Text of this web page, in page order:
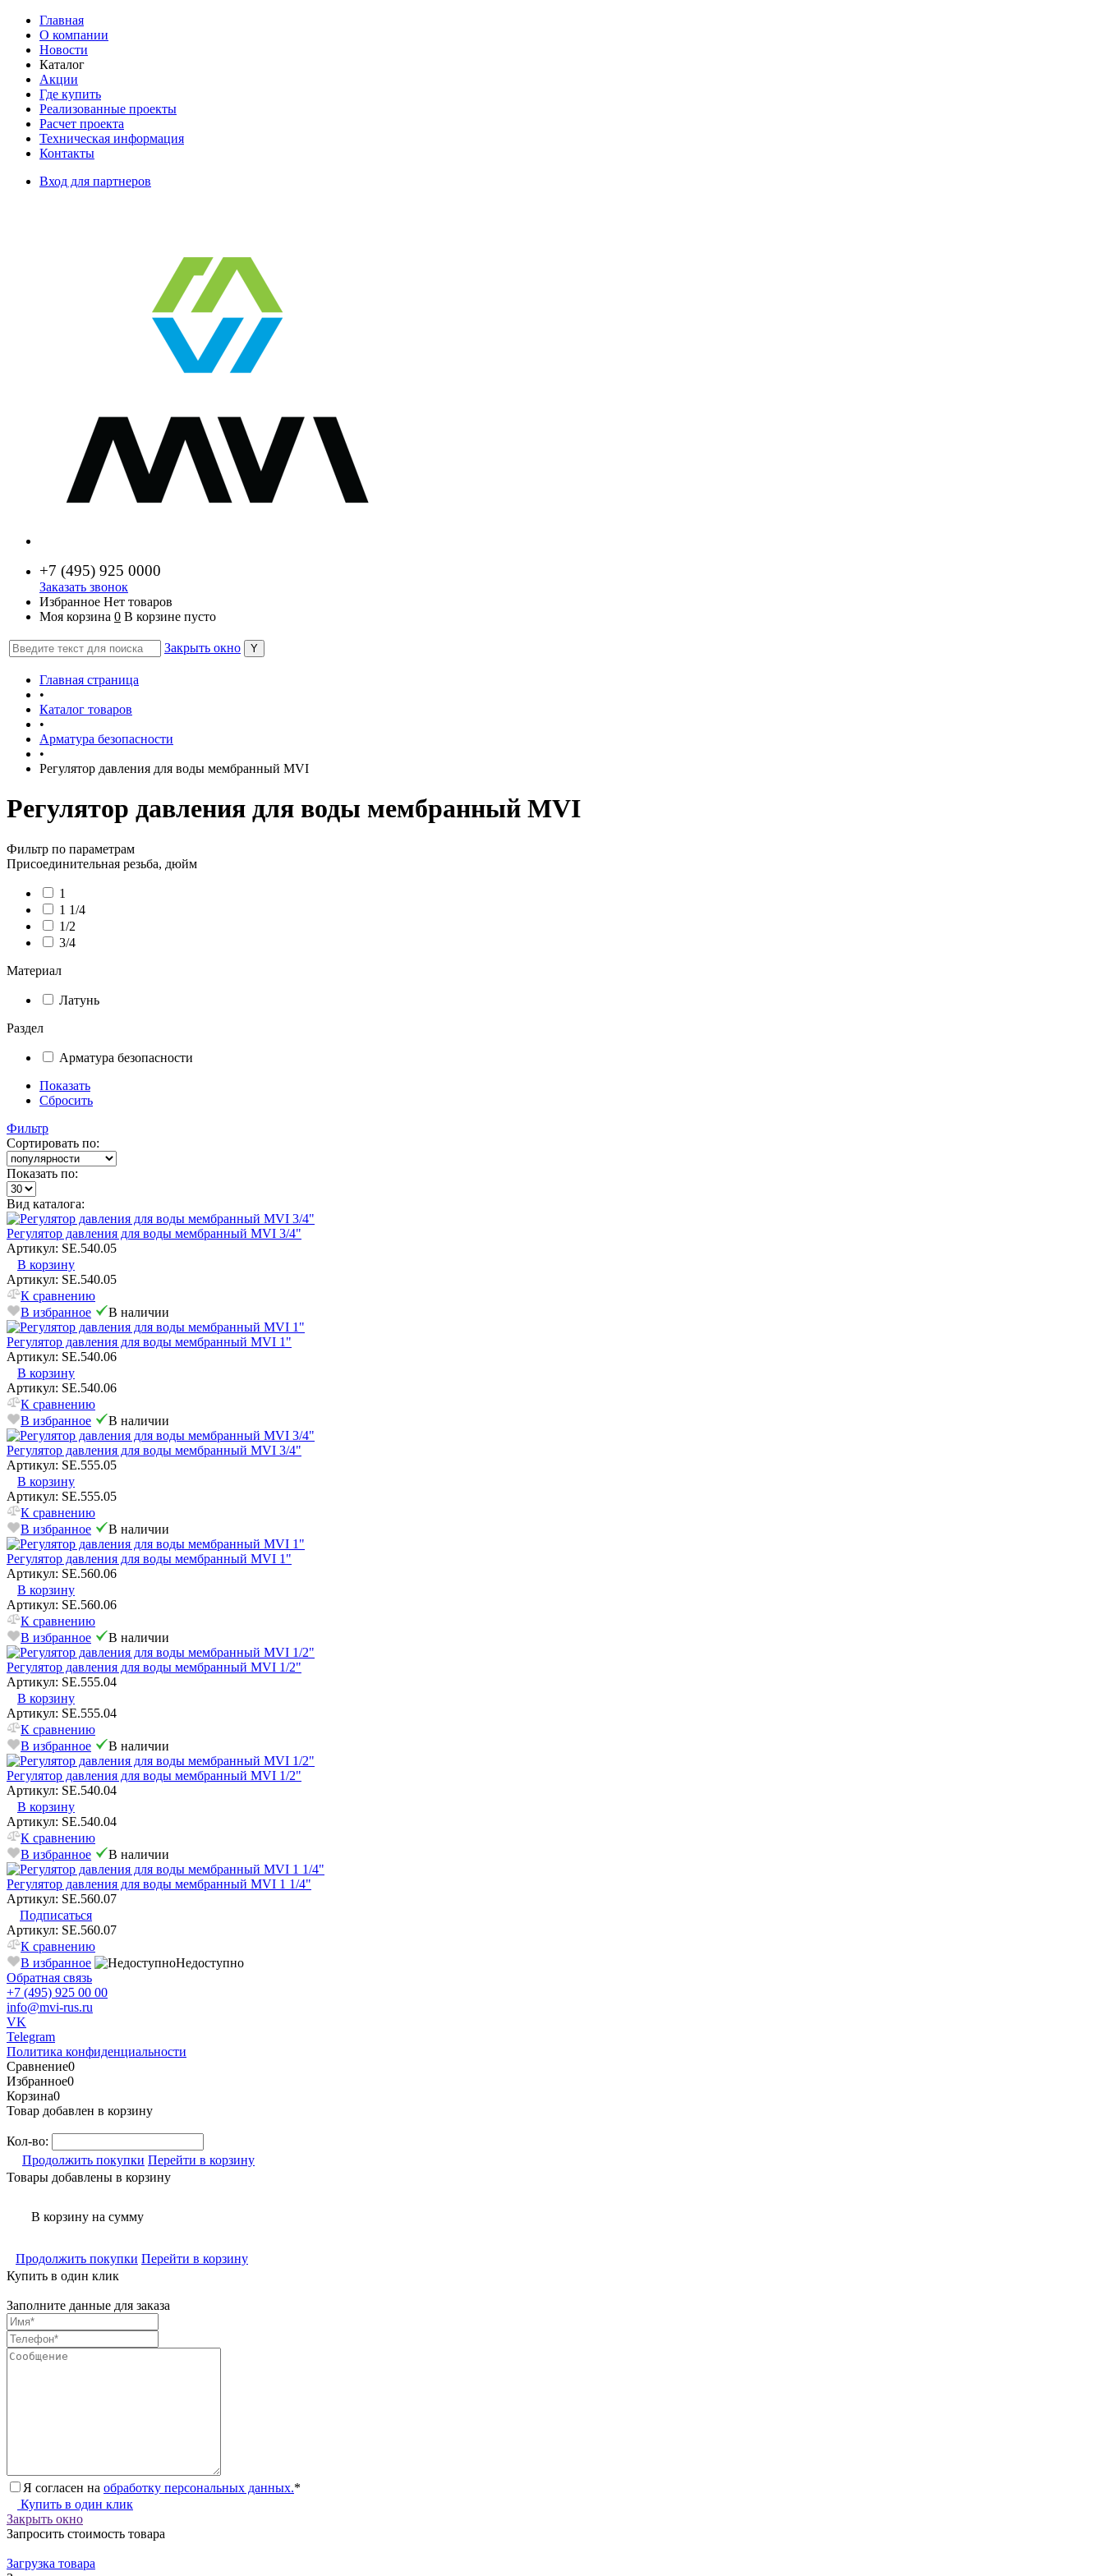
Главная
О компании
Новости
Каталог
Акции
Где купить
Реализованные проекты
Расчет проекта
Техническая информация
Контакты
Вход для партнеров
+7 (495) 925 0000
Заказать звонок
Избранное Нет товаров
Моя корзина 0 В корзине пусто
Закрыть окно
Главная страница
•
Каталог товаров
•
Арматура безопасности
•
Регулятор давления для воды мембранный MVI
Регулятор давления для воды мембранный MVI
Фильтр по параметрам
Присоединительная резьба, дюйм
1
1 1/4
1/2
3/4
Материал
Латунь
Раздел
Арматура безопасности
Показать
Сбросить
Фильтр
Сортировать по:
Показать по:
Вид каталога:
Регулятор давления для воды мембранный MVI 3/4"
Артикул: SE.540.05
В корзину
Артикул: SE.540.05
К сравнению
В избранное
В наличии
Регулятор давления для воды мембранный MVI 1"
Артикул: SE.540.06
В корзину
Артикул: SE.540.06
К сравнению
В избранное
В наличии
Регулятор давления для воды мембранный MVI 3/4"
Артикул: SE.555.05
В корзину
Артикул: SE.555.05
К сравнению
В избранное
В наличии
Регулятор давления для воды мембранный MVI 1"
Артикул: SE.560.06
В корзину
Артикул: SE.560.06
К сравнению
В избранное
В наличии
Регулятор давления для воды мембранный MVI 1/2"
Артикул: SE.555.04
В корзину
Артикул: SE.555.04
К сравнению
В избранное
В наличии
Регулятор давления для воды мембранный MVI 1/2"
Артикул: SE.540.04
В корзину
Артикул: SE.540.04
К сравнению
В избранное
В наличии
Регулятор давления для воды мембранный MVI 1 1/4"
Артикул: SE.560.07
Подписаться
Артикул: SE.560.07
К сравнению
В избранное
Недоступно
Обратная связь
+7 (495) 925 00 00
info@mvi-rus.ru
VK
Telegram
Политика конфиденциальности
Сравнение0
Избранное0
Корзина0
Товар добавлен в корзину
Кол-во:
Продолжить покупки Перейти в корзину
Товары добавлены в корзину
В корзину на сумму
Продолжить покупки Перейти в корзину
Купить в один клик
Заполните данные для заказа
Я согласен на обработку персональных данных.*
Купить в один клик
Закрыть окно
Запросить стоимость товара
Загрузка товара